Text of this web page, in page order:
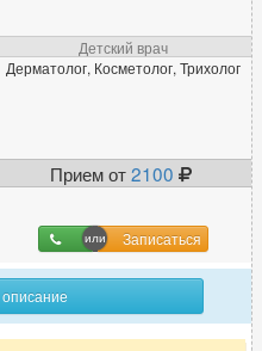
Детский врач
Дерматолог, Косметолог, Трихолог
Прием от2100
Записаться